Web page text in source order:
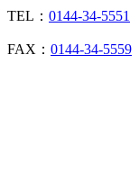
TEL： 0144-34-5551
FAX： 0144-34-5559